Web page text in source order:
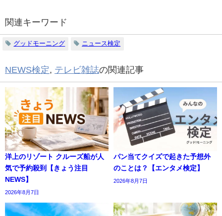
関連キーワード
グッドモーニング ニュース検定
NEWS検定, テレビ雑誌の関連記事
洋上のリゾート クルーズ船が人
気で予約殺到【きょう注目
NEWS】
2026年8月7日
パン当てクイズで起きた予想外
のことは？【エンタメ検定】
2026年8月7日